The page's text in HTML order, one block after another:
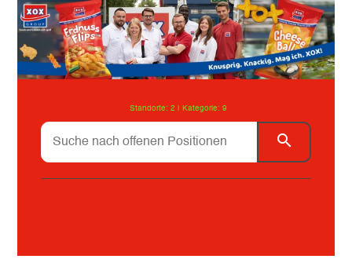
Standorte: 2 | Kategorie: 9